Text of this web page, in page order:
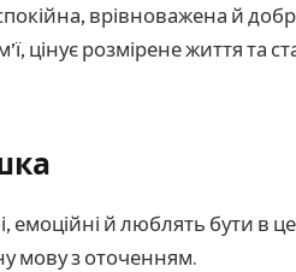
врівноважена й
цінує розмірене життя та
емоційні й люблять бути в
мову з оточенням.